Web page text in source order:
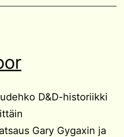
D&D-historiikki
Gary Gygaxin ja